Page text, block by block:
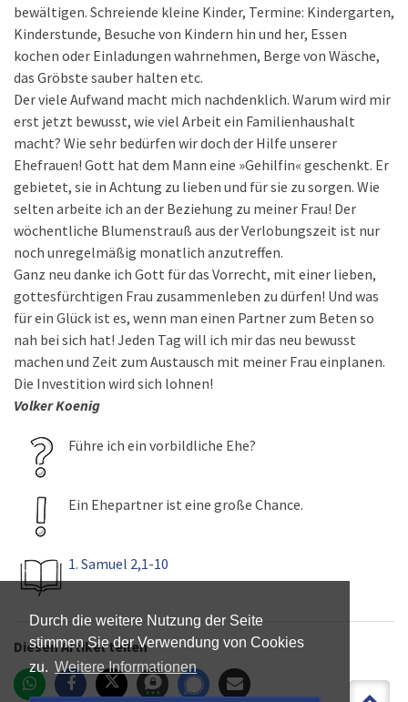
Durch die weitere Nutzung der Seite
stimmen Sie der Verwendung von Cookies
zu. Weitere Informationen
bewältigen. Schreiende kleine Kinder, Termine: Kindergarten,
Kinderstunde, Besuche von Kindern hin und her, Essen
kochen oder Einladungen wahrnehmen, Berge von Wäsche,
das Gröbste sauber halten etc.
Der viele Aufwand macht mich nachdenklich. Warum wird mir
erst jetzt bewusst, wie viel Arbeit ein Familienhaushalt
macht? Wie sehr bedürfen wir doch der Hilfe unserer
Ehefrauen! Gott hat dem Mann eine »Gehilfin« geschenkt. Er
gebietet, sie in Achtung zu lieben und für sie zu sorgen. Wie
selten arbeite ich an der Beziehung zu meiner Frau! Der
wöchentliche Blumenstrauß aus der Verlobungszeit ist nur
noch unregelmäßig monatlich anzutreffen.
Ganz neu danke ich Gott für das Vorrecht, mit einer lieben,
gottesfürchtigen Frau zusammenleben zu dürfen! Und was
für ein Glück ist es, wenn man einen Partner zum Beten so
nah bei sich hat! Jeden Tag will ich mir das neu bewusst
machen und Zeit zum Austausch mit meiner Frau einplanen.
Die Investition wird sich lohnen!
Volker Koenig
Führe ich ein vorbildliche Ehe?
Ein Ehepartner ist eine große Chance.
1. Samuel 2,1-10
Diesen Artikel teilen